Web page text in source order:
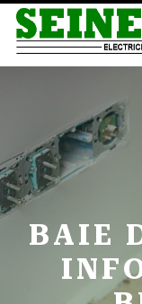
BAIE DE BRASSAGE
Panneau de gestion